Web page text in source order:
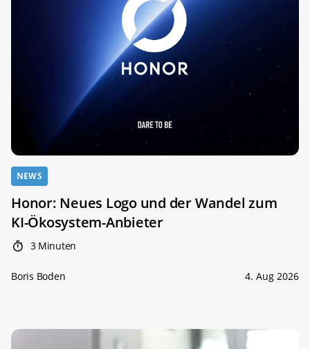
NEWS
Honor: Neues Logo und der Wandel zum
KI-Ökosystem-Anbieter
3 Minuten
Boris Boden 4. Aug 2026